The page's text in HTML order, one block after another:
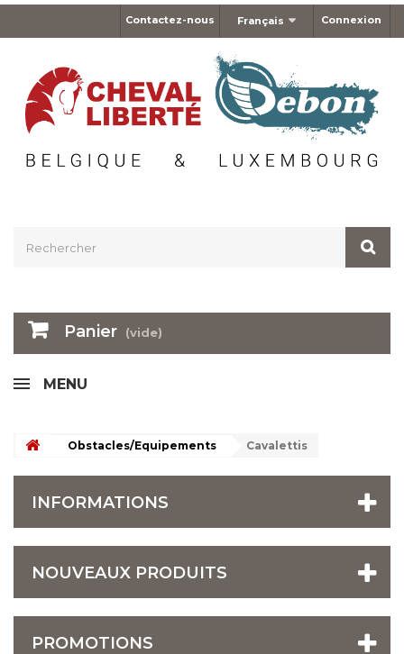
Connexion
Français
Contactez-nous
Panier (vide)
MENU
Obstacles/Equipements Cavalettis
INFORMATIONS
NOUVEAUX PRODUITS
PROMOTIONS